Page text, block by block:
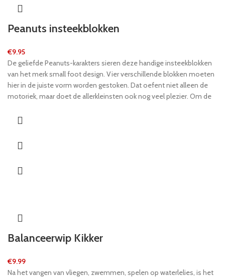
Peanuts insteekblokken
€9.95
De geliefde Peanuts-karakters sieren deze handige insteekblokken
van het merk small foot design. Vier verschillende blokken moeten
hier in de juiste vorm worden gestoken. Dat oefent niet alleen de
motoriek, maar doet de allerkleinsten ook nog veel plezier. Om de
klep optillen.
Balanceerwip Kikker
€9.99
Na het vangen van vliegen, zwemmen, spelen op waterlelies, is het